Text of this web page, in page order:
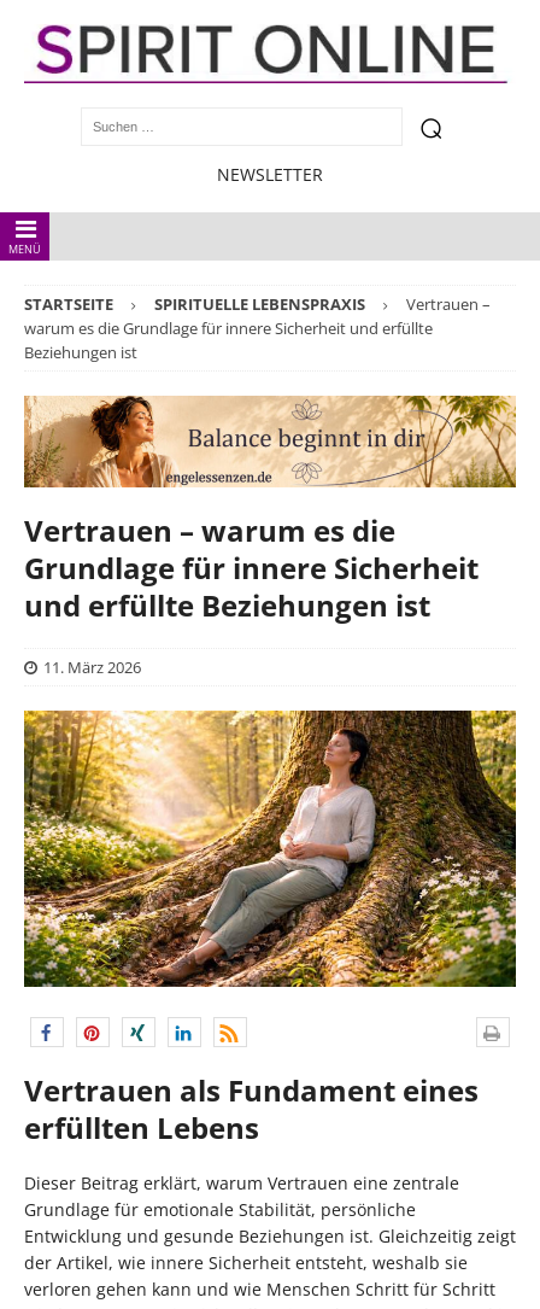
NEWSLETTER
MENÜ
STARTSEITE SPIRITUELLE LEBENSPRAXIS
Vertrauen –
warum es die Grundlage für innere Sicherheit und erfüllte
Beziehungen ist
Vertrauen – warum es die
Grundlage für innere Sicherheit
und erfüllte Beziehungen ist
11. März 2026
Vertrauen als Fundament eines
erfüllten Lebens
Dieser Beitrag erklärt, warum Vertrauen eine zentrale
Grundlage für emotionale Stabilität, persönliche
Entwicklung und gesunde Beziehungen ist. Gleichzeitig zeigt
der Artikel, wie innere Sicherheit entsteht, weshalb sie
verloren gehen kann und wie Menschen Schritt für Schritt